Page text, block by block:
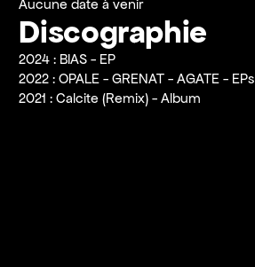
Aucune date à venir
Discographie
2024 : BIAS - EP
2022 : OPALE - GRENAT - AGATE - EPs
2021 : Calcite (Remix) - Album